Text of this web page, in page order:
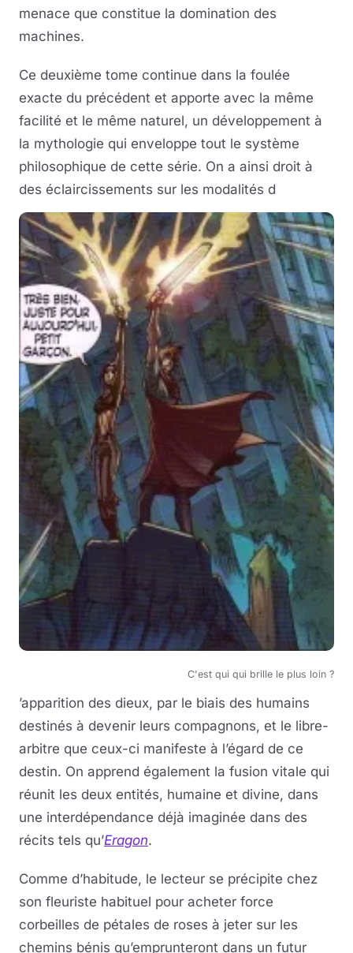
menace que constitue la domination des
machines.
Ce deuxième tome continue dans la foulée
exacte du précédent et apporte avec la même
facilité et le même naturel, un développement à
la mythologie qui enveloppe tout le système
philosophique de cette série. On a ainsi droit à
des éclaircissements sur les modalités d
C'est qui qui brille le plus loin ?
’apparition des dieux, par le biais des humains
destinés à devenir leurs compagnons, et le libre-
arbitre que ceux-ci manifeste à l’égard de ce
destin. On apprend également la fusion vitale qui
réunit les deux entités, humaine et divine, dans
une interdépendance déjà imaginée dans des
récits tels qu’Eragon.
Comme d’habitude, le lecteur se précipite chez
son fleuriste habituel pour acheter force
corbeilles de pétales de roses à jeter sur les
chemins bénis qu’emprunteront dans un futur